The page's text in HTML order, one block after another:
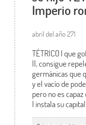
Imperio
abril del año 271
TÉTRICO I que
II, consigue
germánicas que
y el vacío de
pero no es
I instala su